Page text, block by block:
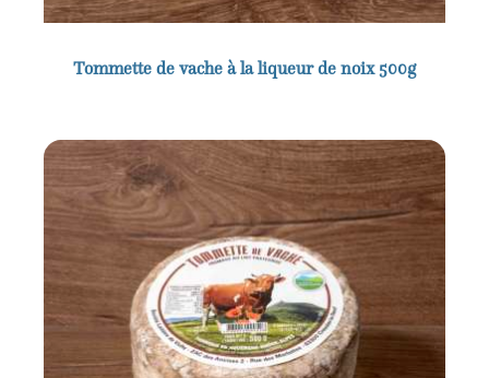
Tommette de vache à la liqueur de noix 500g